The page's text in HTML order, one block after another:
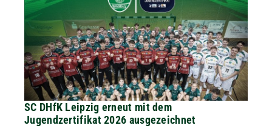
SC DHfK Leipzig erneut mit dem
Jugendzertifikat 2026 ausgezeichnet